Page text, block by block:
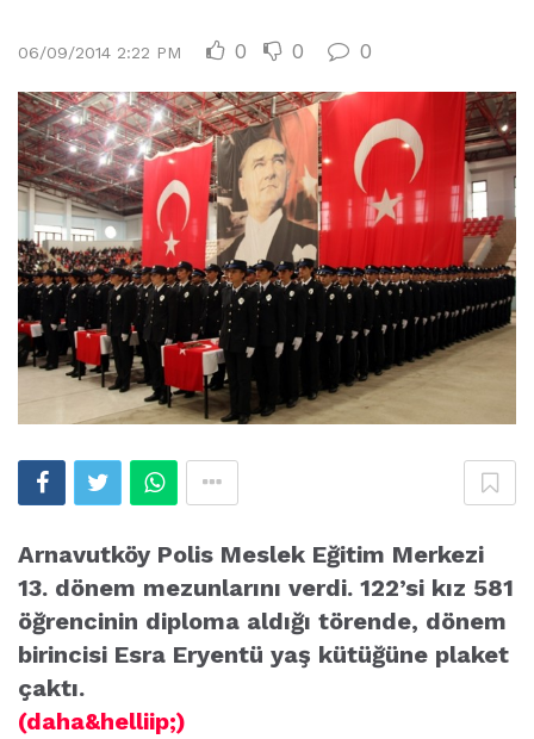
06/09/2014 2:22 PM 0 0 0
Arnavutköy Polis Meslek Eğitim Merkezi
13. dönem mezunlarını verdi. 122’si kız 581
öğrencinin diploma aldığı törende, dönem
birincisi Esra Eryentü yaş kütüğüne plaket
çaktı.
(daha&helliip;)